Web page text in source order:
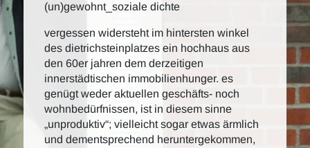
(un)gewohnt_soziale dichte
vergessen widersteht im hintersten winkel
des dietrichsteinplatzes ein hochhaus aus
den 60er jahren dem derzeitigen
innerstädtischen immobilienhunger. es
genügt weder aktuellen geschäfts- noch
wohnbedürfnissen, ist in diesem sinne
„unproduktiv“; vielleicht sogar etwas ärmlich
und dementsprechend heruntergekommen,